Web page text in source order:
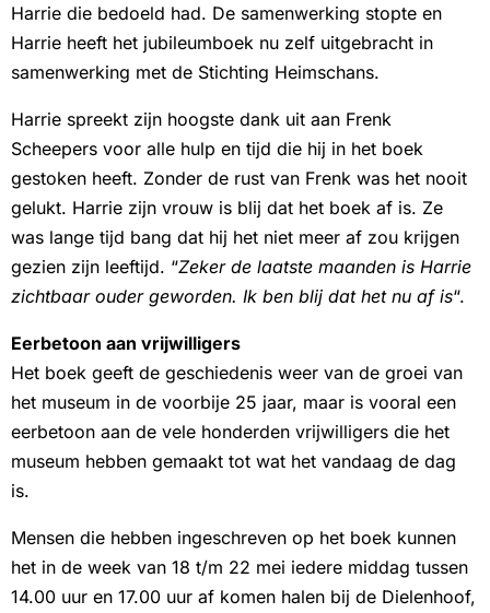
Harrie die bedoeld had. De samenwerking stopte en
Harrie heeft het jubileumboek nu zelf uitgebracht in
samenwerking met de Stichting Heimschans.
Harrie spreekt zijn hoogste dank uit aan Frenk
Scheepers voor alle hulp en tijd die hij in het boek
gestoken heeft. Zonder de rust van Frenk was het nooit
gelukt. Harrie zijn vrouw is blij dat het boek af is. Ze
was lange tijd bang dat hij het niet meer af zou krijgen
gezien zijn leeftijd. “Zeker de laatste maanden is Harrie
zichtbaar ouder geworden. Ik ben blij dat het nu af is“.
Eerbetoon aan vrijwilligers
Het boek geeft de geschiedenis weer van de groei van
het museum in de voorbije 25 jaar, maar is vooral een
eerbetoon aan de vele honderden vrijwilligers die het
museum hebben gemaakt tot wat het vandaag de dag
is.
Mensen die hebben ingeschreven op het boek kunnen
het in de week van 18 t/m 22 mei iedere middag tussen
14.00 uur en 17.00 uur af komen halen bij de Dielenhoof,